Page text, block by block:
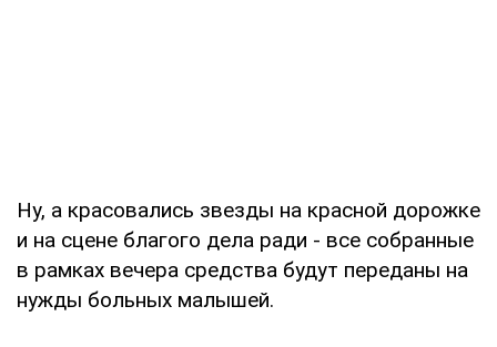
Ну, а красовались звезды на красной дорожке
и на сцене благого дела ради - все собранные
в рамках вечера средства будут переданы на
нужды больных малышей.